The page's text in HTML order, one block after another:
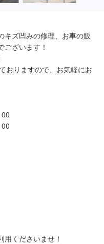
キズ凹みの修理、お車の販
ざいます！
おりますので、お気軽にお
くださいませ！